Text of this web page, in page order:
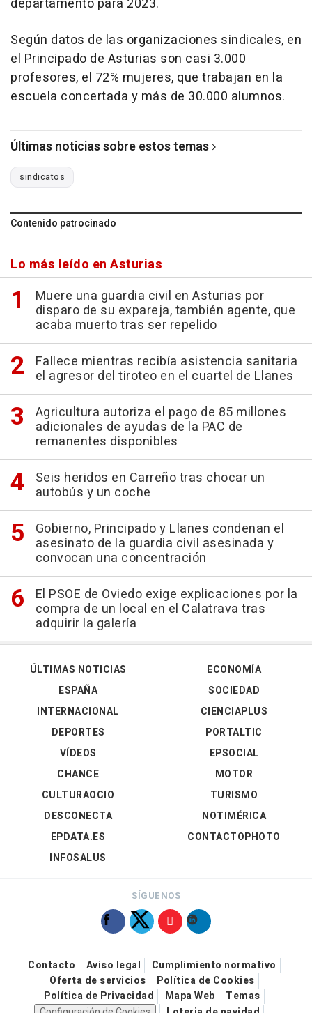
departamento para 2023.
Según datos de las organizaciones sindicales, en
el Principado de Asturias son casi 3.000
profesores, el 72% mujeres, que trabajan en la
escuela concertada y más de 30.000 alumnos.
Últimas noticias sobre estos temas
sindicatos
Contenido patrocinado
Lo más leído en Asturias
Muere una guardia civil en Asturias por
disparo de su expareja, también agente, que
acaba muerto tras ser repelido
Fallece mientras recibía asistencia sanitaria
el agresor del tiroteo en el cuartel de Llanes
Agricultura autoriza el pago de 85 millones
adicionales de ayudas de la PAC de
remanentes disponibles
Seis heridos en Carreño tras chocar un
autobús y un coche
Gobierno, Principado y Llanes condenan el
asesinato de la guardia civil asesinada y
convocan una concentración
El PSOE de Oviedo exige explicaciones por la
compra de un local en el Calatrava tras
adquirir la galería
ÚLTIMAS NOTICIAS
ESPAÑA
INTERNACIONAL
DEPORTES
VÍDEOS
ECONOMÍA
SOCIEDAD
CIENCIAPLUS
PORTALTIC
EPSOCIAL
CHANCE
CULTURAOCIO
DESCONECTA
EPDATA.ES
INFOSALUS
MOTOR
TURISMO
NOTIMÉRICA
CONTACTOPHOTO
SÍGUENOS
Contacto Aviso legal
Cumplimiento normativo
Oferta de servicios
Política de Cookies
Política de Privacidad
Mapa Web
Temas